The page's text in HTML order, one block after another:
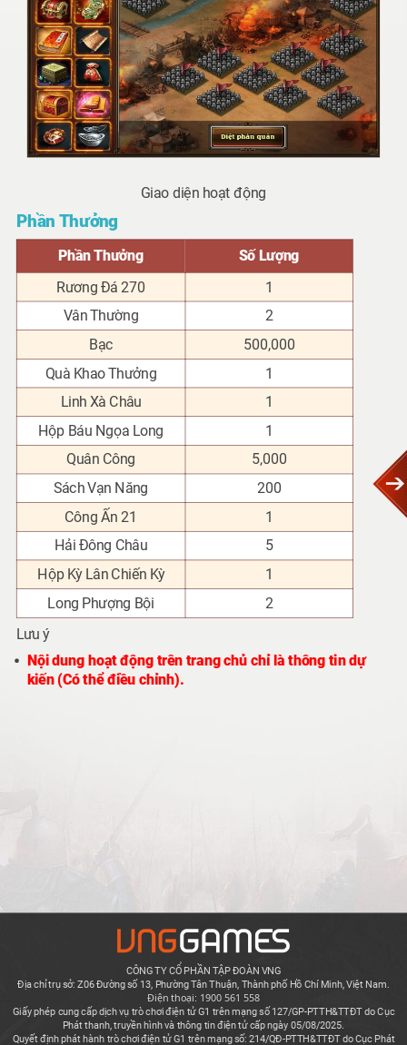
Giao diện hoạt động
Phần Thưởng
Phần Thưởng
Số Lượng
Rương Đá 270
1
Vân Thường
2
Bạc
500,000
Quà Khao Thưởng
1
Linh Xà Châu
1
Hộp Báu Ngọa Long
1
Quân Công
5,000
Sách Vạn Năng
200
Công Ấn 21
1
Hải Đông Châu
5
Hộp Kỳ Lân Chiến Kỳ
1
Long Phượng Bội
2
Lưu ý
Nội dung hoạt động trên trang chủ chỉ là thông tin dự
kiến (Có thể điều chỉnh).
CÔNG TY CỔ PHẦN TẬP ĐOÀN VNG
Địa chỉ trụ sở: Z06 Đường số 13, Phường Tân Thuận, Thành phố Hồ Chí Minh, Việt Nam.
Điện thoại: 1900 561 558
Giấy phép cung cấp dịch vụ trò chơi điện tử G1 trên mạng số 127/GP-PTTH&TTĐT do Cục
Phát thanh, truyền hình và thông tin điện tử cấp ngày 05/08/2025.
Quyết định phát hành trò chơi điện tử G1 trên mạng số: 214/QĐ-PTTH&TTĐT do Cục Phát